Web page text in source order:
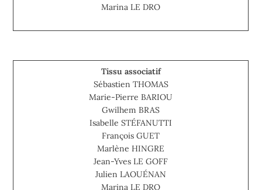
Marina LE DRO
Tissu associatif
Sébastien THOMAS
Marie-Pierre BARIOU
Gwilhem BRAS
Isabelle STÉFANUTTI
François GUET
Marlène HINGRE
Jean-Yves LE GOFF
Julien LAOUÉNAN
Marina LE DRO